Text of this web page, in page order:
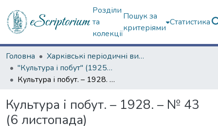
Розділи
та
колекції
Пошук за
критеріями
Статистика
Головна
Харківські періодичні видання
"Культура і побут" (1925–1928 рр.)
Культура і побут. – 1928. – № 43 (6 листопада)
Культура і побут. – 1928. – № 43
(6 листопада)